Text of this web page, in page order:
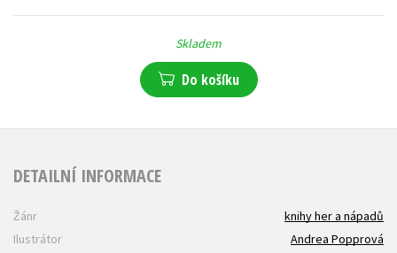
Skladem
Do košíku
DETAILNÍ INFORMACE
Žánr
knihy her a nápadů
Ilustrátor
Andrea Popprová